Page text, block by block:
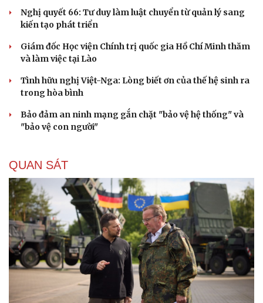
Nghị quyết 66: Tư duy làm luật chuyển từ quản lý sang
kiến tạo phát triển
Giám đốc Học viện Chính trị quốc gia Hồ Chí Minh thăm
và làm việc tại Lào
Tình hữu nghị Việt-Nga: Lòng biết ơn của thế hệ sinh ra
trong hòa bình
Bảo đảm an ninh mạng gắn chặt "bảo vệ hệ thống" và
"bảo vệ con người"
QUAN SÁT